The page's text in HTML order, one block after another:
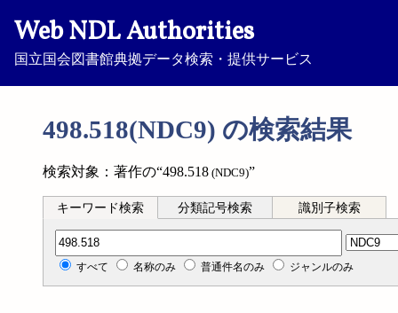
Web NDL Authorities
国立国会図書館典拠データ検索・提供サービス
498.518(NDC9) の検索結果
検索対象：著作の“498.518 (NDC9)”
キーワード検索 分類記号検索 識別子検索
分類記号検索
すべて 名称のみ 普通件名のみ ジャンルのみ